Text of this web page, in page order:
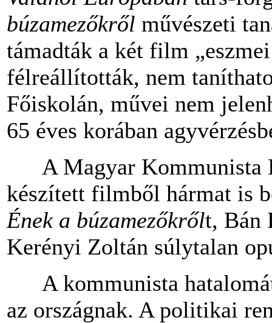
búzamezőkről művészeti
támadták a két film
félreállították, nem
Főiskolán, művei nem
65 éves korában
A Magyar Kommunista
készített filmből hármat is
Ének a búzamezőkrőlt, Bán
Kerényi Zoltán súlytalan
A kommunista
az országnak. A politikai